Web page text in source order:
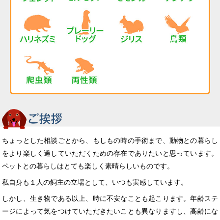
ちょっとした相談ごとから、もしもの時の手術まで、動物との暮らし
をより楽しく過していただくための存在でありたいと思っています。
ペットとの暮らしはとても楽しく素晴らしいものです。
私自身も１人の飼主の立場として、いつも実感しています。
しかし、生き物である以上、時に不安なことも起こります。年齢ステ
ージによって気をつけていただきたいことも異なりますし、高齢にな